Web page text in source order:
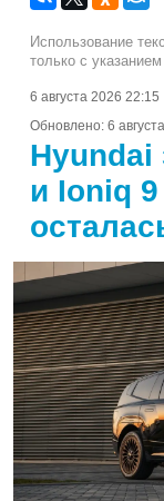
Использование
только с указанием
6 августа 2026 22:15
Обновлено: 6
Hyundai
и Ioniq